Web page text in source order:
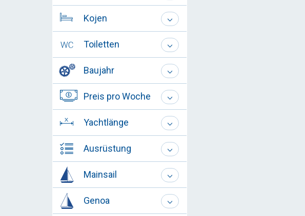
Kojen
Toiletten
Baujahr
Preis pro Woche
Yachtlänge
Ausrüstung
Mainsail
Genoa